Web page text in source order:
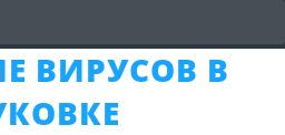
ВИРУСОВ В